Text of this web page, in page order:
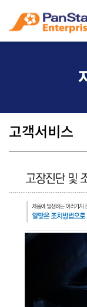
고객서비스